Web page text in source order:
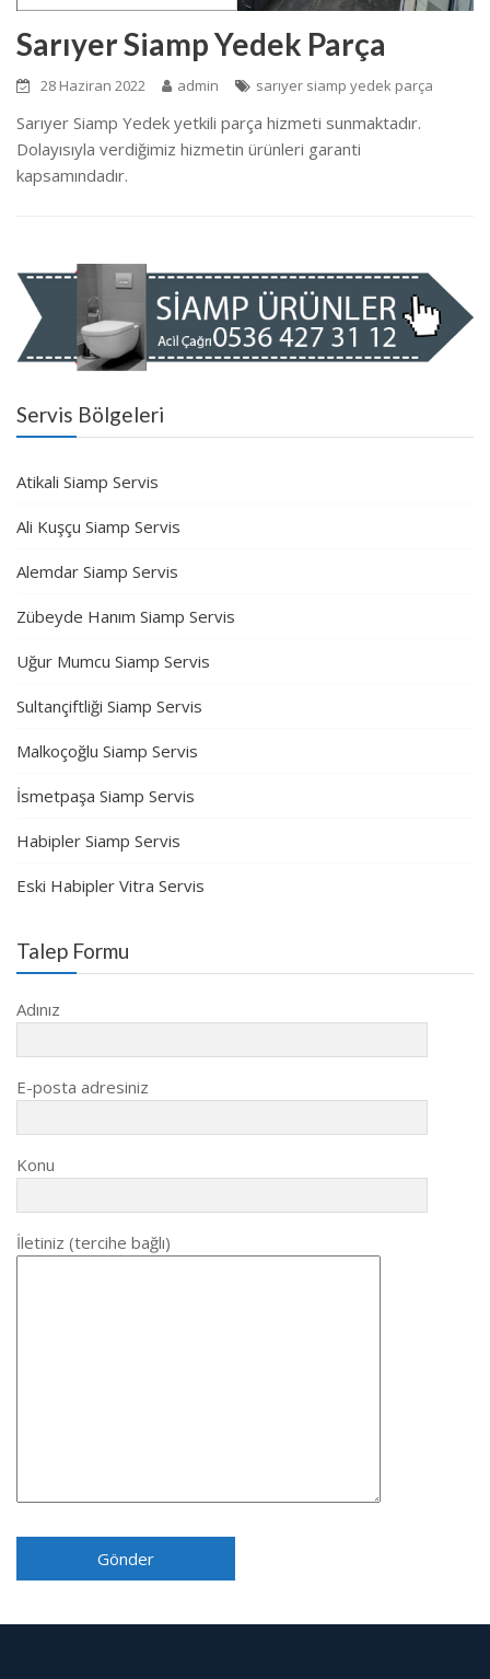
Sarıyer Siamp Yedek Parça
28 Haziran 2022 admin sarıyer siamp yedek parça
Sarıyer Siamp Yedek yetkili parça hizmeti sunmaktadır.
Dolayısıyla verdiğimiz hizmetin ürünleri garanti
kapsamındadır.
Servis Bölgeleri
Atikali Siamp Servis
Ali Kuşçu Siamp Servis
Alemdar Siamp Servis
Zübeyde Hanım Siamp Servis
Uğur Mumcu Siamp Servis
Sultançiftliği Siamp Servis
Malkoçoğlu Siamp Servis
İsmetpaşa Siamp Servis
Habipler Siamp Servis
Eski Habipler Vitra Servis
Talep Formu
Adınız
E-posta adresiniz
Konu
İletiniz (tercihe bağlı)